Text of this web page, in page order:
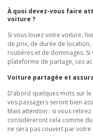
À quoi devez-vous faire
voiture ?
Si vous louez votre voiture,
de prix, de durée de location,
routières et de dommages.
plateforme de partage, ces
Voiture partagée et
D’abord quelques mots sur
vos passagers seront bien
Mais attention : si vous
considéreront cela comme
ne sera pas couvert par